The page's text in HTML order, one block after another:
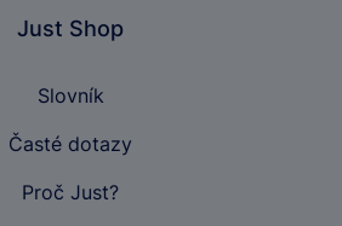
Just Shop
Slovník
Časté dotazy
Proč Just?